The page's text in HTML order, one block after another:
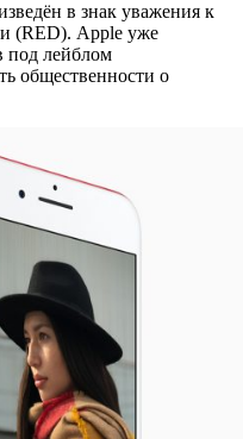
в знак уважения к
и (RED). Apple уже
под лейблом
общественности о